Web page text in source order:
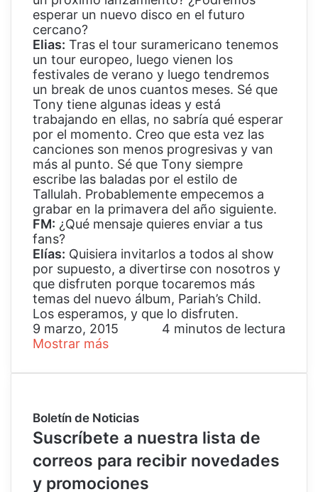
esperar un nuevo disco en el futuro
cercano?
Elias: Tras el tour suramericano tenemos
un tour europeo, luego vienen los
festivales de verano y luego tendremos
un break de unos cuantos meses. Sé que
Tony tiene algunas ideas y está
trabajando en ellas, no sabría qué esperar
por el momento. Creo que esta vez las
canciones son menos progresivas y van
más al punto. Sé que Tony siempre
escribe las baladas por el estilo de
Tallulah. Probablemente empecemos a
grabar en la primavera del año siguiente.
FM: ¿Qué mensaje quieres enviar a tus
fans?
Elías: Quisiera invitarlos a todos al show
por supuesto, a divertirse con nosotros y
que disfruten porque tocaremos más
temas del nuevo álbum, Pariah’s Child.
Los esperamos, y que lo disfruten.
9 marzo, 2015
4 minutos de lectura
Mostrar más
Boletín de Noticias
Suscríbete a nuestra lista de
correos para recibir novedades
y promociones